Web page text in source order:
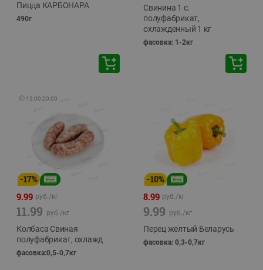
Пицца КАРБОНАРА
490г
Свинина 1 с.
полуфабрикат,
охлажденный 1 кг
фасовка: 1-2кг
🕘 12:00-20:00
-17%
9.99 руб./кг
11.99 руб./кг
Колбаса Свиная
полуфабрикат, охлажд
фасовка:0,5-0,7кг
-10%
8.99 руб./кг
9.99 руб./кг
Перец желтый Беларусь
фасовка: 0,3-0,7кг